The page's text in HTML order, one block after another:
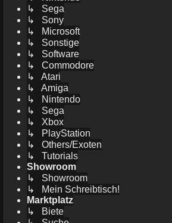
↳ Sega
↳ Sony
↳ Microsoft
↳ Sonstige
↳ Software
↳ Commodore
↳ Atari
↳ Amiga
↳ Nintendo
↳ Sega
↳ Xbox
↳ PlayStation
↳ Others/Exoten
↳ Tutorials
Showroom
↳ Showroom
↳ Mein Schreibtisch!
Marktplatz
↳ Biete